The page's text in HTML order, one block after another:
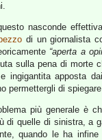
nasconde
di un giornalista
“aperta a
sulla pena di morte
ingigantita apposta
permettergli di
più generale è
di quelle di sinistra, a
quando le ha